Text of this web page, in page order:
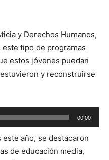
y Derechos Humanos,
tipo de programas
estos jóvenes puedan
y reconstruirse
00:00
año, se destacaron
de educación media,